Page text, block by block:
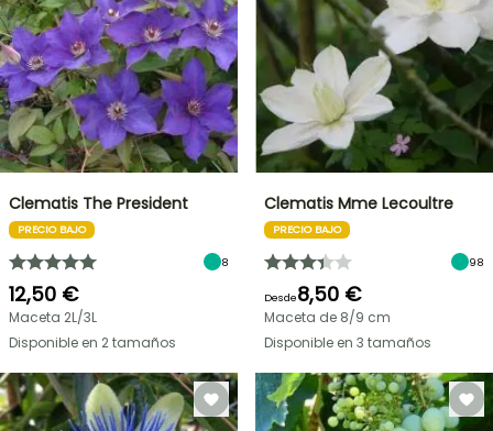
Clematis The President
PRECIO BAJO
8
12,50 €
Maceta 2L/3L
Disponible en 2 tamaños
Clematis Mme Lecoultre
PRECIO BAJO
98
Desde8,50 €
Maceta de 8/9 cm
Disponible en 3 tamaños